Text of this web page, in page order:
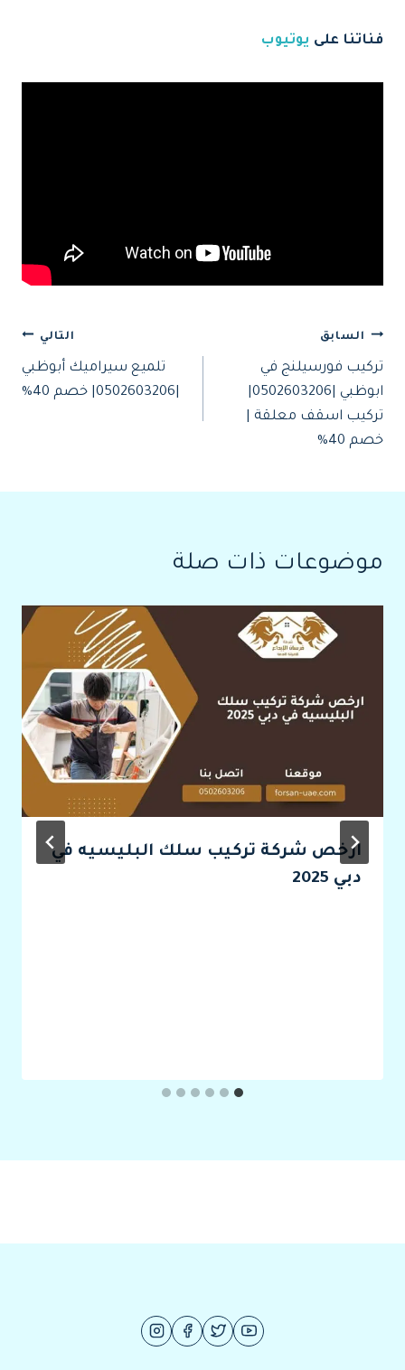
فناتنا على يوتيوب
تصفّح
المقالات
السابق
تركيب فورسيلنج في
تركيب اسقف معلقة |
خصم 40%
التالي
تلميع سيراميك أبوظبي
موضوعات ذات صلة
ارخص شركة تركيب سلك البليسيه في
دبي 2025